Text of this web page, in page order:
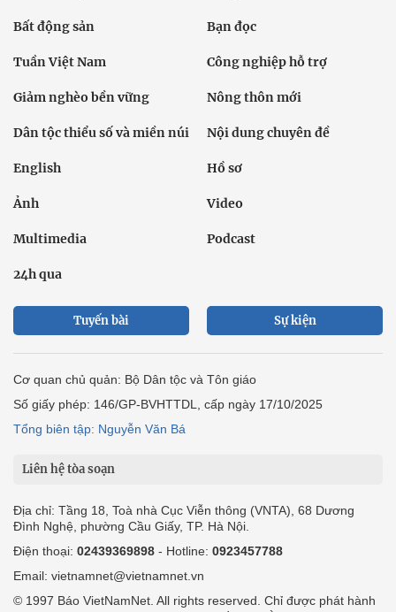
Bất động sản Bạn đọc
Tuần Việt Nam Công nghiệp hỗ trợ
Giảm nghèo bền vững Nông thôn mới
Dân tộc thiểu số và miền núi Nội dung chuyên đề
English Hồ sơ
Ảnh Video
Multimedia Podcast
24h qua
Tuyến bài Sự kiện
Cơ quan chủ quản: Bộ Dân tộc và Tôn giáo
Số giấy phép: 146/GP-BVHTTDL, cấp ngày 17/10/2025
Tổng biên tập: Nguyễn Văn Bá
Liên hệ tòa soạn
Địa chỉ: Tầng 18, Toà nhà Cục Viễn thông (VNTA), 68 Dương
Đình Nghệ, phường Cầu Giấy, TP. Hà Nội.
Điện thoại: 02439369898 - Hotline: 0923457788
Email: vietnamnet@vietnamnet.vn
© 1997 Báo VietNamNet. All rights reserved. Chỉ được phát hành